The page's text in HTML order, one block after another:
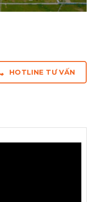
HOTLINE TƯ VẤN